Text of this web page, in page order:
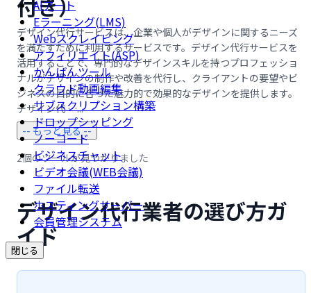
AIアート
Eラーニング(LMS)
Webスクレイピング
アフィリエイト(ASP)
かんばんツール
クラウド動画編集
サブスクリプション構築
ドロップシッピング
ノーコード
ビジネスチャット
ビデオ会議(WEB会議)
ファイル転送
ホスティングサーバー
会員管理システム
閉じる
付き）
デザイン代行サービスは、企業や個人がデザインに関するニーズ
を満たすために利用するサービスです。デザイン代行サービスを
活用することで、専門的なデザインスキルを持つプロフェッショ
ナルがデザインの制作や改善を代行し、クライアントの要望やビ
ジネスの目的に合った魅力的で効果的なデザインを提供します。
デザイン代 …...
-- もっと見る --
2個のツールが見つかりました
デザイン代行業者の選び方ガ
イド